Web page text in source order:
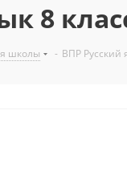
8
школы - ВПР Русский